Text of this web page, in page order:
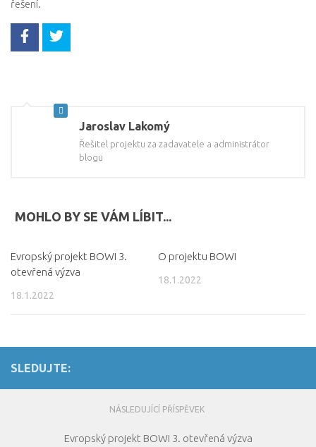
Členství v SVTP ČR, z.s.
řešení.
Jaroslav Lakomý
Řešitel projektu za zadavatele a administrátor
blogu
MOHLO BY SE VÁM LÍBIT...
Evropský projekt BOWI 3.
otevřená výzva
18.1.2022
O projektu BOWI
18.1.2022
SLEDUJTE:
NÁSLEDUJÍCÍ PŘÍSPĚVEK
Evropský projekt BOWI 3. otevřená výzva